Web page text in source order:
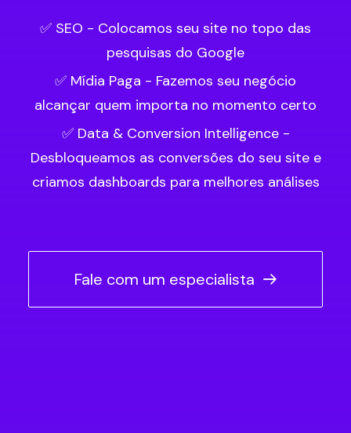
✅ SEO - Colocamos seu site no topo das
pesquisas do Google
✅ Mídia Paga - Fazemos seu negócio
alcançar quem importa no momento certo
✅ Data & Conversion Intelligence -
Desbloqueamos as conversões do seu site e
criamos dashboards para melhores análises
Fale com um especialista